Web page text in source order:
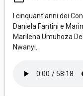
I cinquant'anni dei
Daniela Fantini e
Marilena Umuhoza
Nwanyi.